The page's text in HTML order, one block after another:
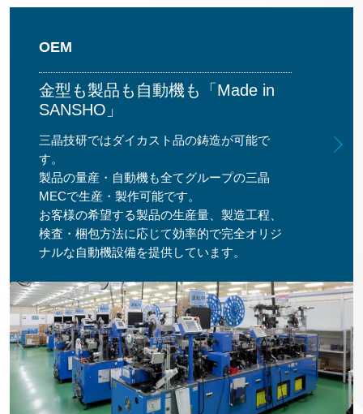
OEM
金型も製品も自動機も「Made in
SANSHO」
三晶技研ではダイカスト品の鋳造が可能で
す。
製品の量産・自動機も全てグループの三晶
MECで生産・製作可能です。
お客様の希望する製品の生産量、製造工程、
検査・梱包方法に応じて効率的で完全オリジ
ナルな自動機設備を提供しています。